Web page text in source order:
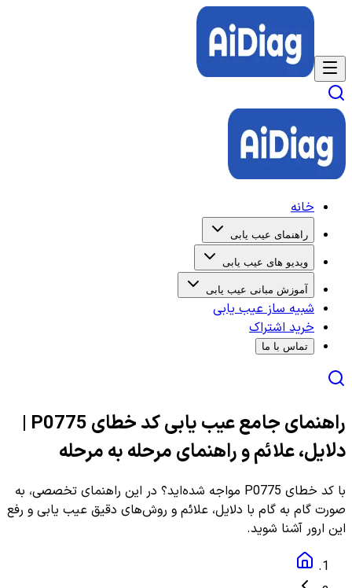
خانه
راهنمای عیب یابی
ویدیو های عیب یابی
آموزش مبانی عیب یابی
شبیه ساز عیب یابی
خرید اشتراک
تماس با ما
راهنمای جامع عیب یابی کد خطای P0775 |
دلایل، علائم و راهنمای مرحله به مرحله
با کد خطای P0775 مواجه شده‌اید؟ در این راهنمای تخصصی، به
صورت گام به گام با دلایل، علائم و روش‌های دقیق عیب یابی و رفع
این ارور آشنا شوید.